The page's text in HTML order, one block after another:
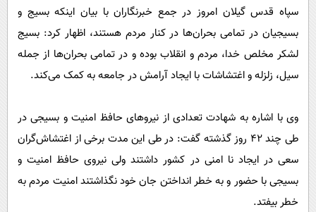
بین الملل
اجتماعی
حیات وحش
سپاه قدس گیلان امروز در جمع خبرنگاران با بیان اینکه بسیج و
بسیجیان در تمامی بحران‌ها در کنار مردم هستند، اظهار کرد: بسیج
لشکر مخلص خدا، مردم و انقلاب بوده و در تمامی بحران‌ها از جمله
سیل، زلزله و اغتشاشات با ایجاد آرامش در جامعه به کمک می‌کند.
وی با اشاره به شهادت تعدادی از نیروهای حافظ امنیت و بسیجی در
طی چند ۴۲ روز گذشته گفت: در طی این مدت برخی از اغتشاش‌گران
سعی در ایجاد نا امنی در کشور داشتند ولی نیروی حافظ امنیت و
بسیجی با حضور و به خطر انداختن جان خود نگذاشتند امنیت مردم به
خطر بیفتد.